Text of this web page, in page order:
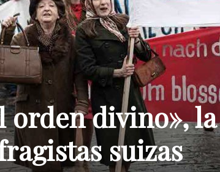
orden divino»,
suizas